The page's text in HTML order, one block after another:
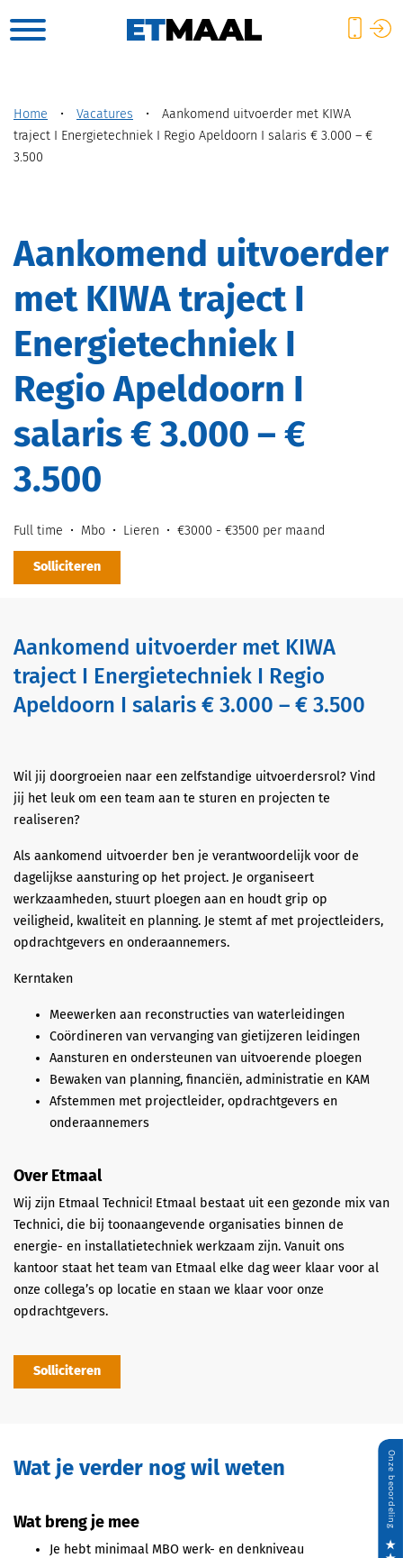
Home • Vacatures •
Aankomend uitvoerder met KIWA
traject I Energietechniek I Regio Apeldoorn I salaris € 3.000 – €
3.500
Aankomend uitvoerder
met KIWA traject I
Energietechniek I
Regio Apeldoorn I
salaris € 3.000 – €
3.500
Full time Mbo Lieren €3000 - €3500 per maand
Solliciteren
Aankomend uitvoerder met KIWA
traject I Energietechniek I Regio
Apeldoorn I salaris € 3.000 – € 3.500
Wil jij doorgroeien naar een zelfstandige uitvoerdersrol? Vind
jij het leuk om een team aan te sturen en projecten te
realiseren?
Als aankomend uitvoerder ben je verantwoordelijk voor de
dagelijkse aansturing op het project. Je organiseert
werkzaamheden, stuurt ploegen aan en houdt grip op
veiligheid, kwaliteit en planning. Je stemt af met projectleiders,
opdrachtgevers en onderaannemers.
Kerntaken
Meewerken aan reconstructies van waterleidingen
Coördineren van vervanging van gietijzeren leidingen
Aansturen en ondersteunen van uitvoerende ploegen
Bewaken van planning, financiën, administratie en KAM
Afstemmen met projectleider, opdrachtgevers en
onderaannemers
Over Etmaal
Wij zijn Etmaal Technici! Etmaal bestaat uit een gezonde mix van
Technici, die bij toonaangevende organisaties binnen de
energie- en installatietechniek werkzaam zijn. Vanuit ons
kantoor staat het team van Etmaal elke dag weer klaar voor al
onze collega’s op locatie en staan we klaar voor onze
opdrachtgevers.
Solliciteren
Wat je verder nog wil weten
Wat breng je mee
Je hebt minimaal MBO werk- en denkniveau